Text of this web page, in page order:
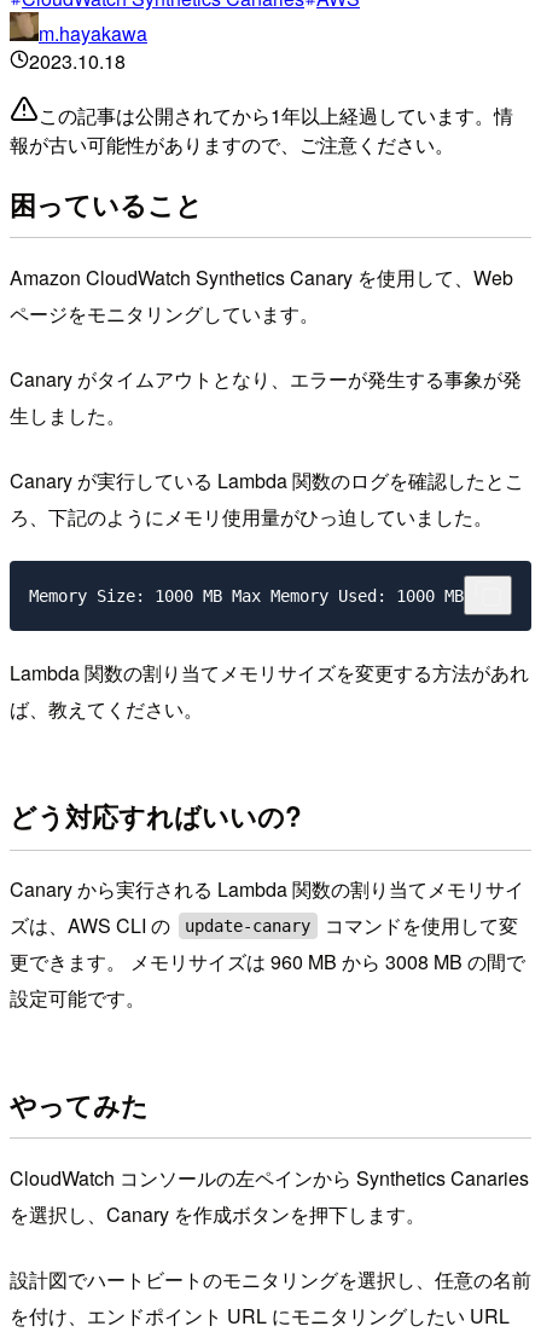
m.hayakawa
2023.10.18
この記事は公開されてから1年以上経過しています。情
報が古い可能性がありますので、ご注意ください。
困っていること
Amazon CloudWatch Synthetics Canary を使用して、Web
ページをモニタリングしています。
Canary がタイムアウトとなり、エラーが発生する事象が発
生しました。
Canary が実行している Lambda 関数のログを確認したとこ
ろ、下記のようにメモリ使用量がひっ迫していました。
Lambda 関数の割り当てメモリサイズを変更する方法があれ
ば、教えてください。
どう対応すればいいの?
Canary から実行される Lambda 関数の割り当てメモリサイ
ズは、AWS CLI の
update-canary
コマンドを使用して変
更できます。 メモリサイズは 960 MB から 3008 MB の間で
設定可能です。
やってみた
CloudWatch コンソールの左ペインから Synthetics Canaries
を選択し、Canary を作成ボタンを押下します。
設計図でハートビートのモニタリングを選択し、任意の名前
を付け、エンドポイント URL にモニタリングしたい URL